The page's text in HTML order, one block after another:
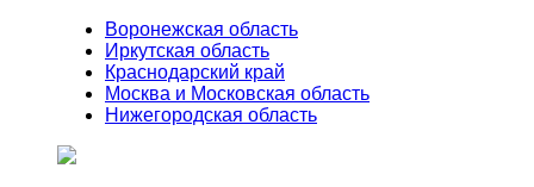
Воронежская область
Иркутская область
Краснодарский край
Москва и Московская область
Нижегородская область